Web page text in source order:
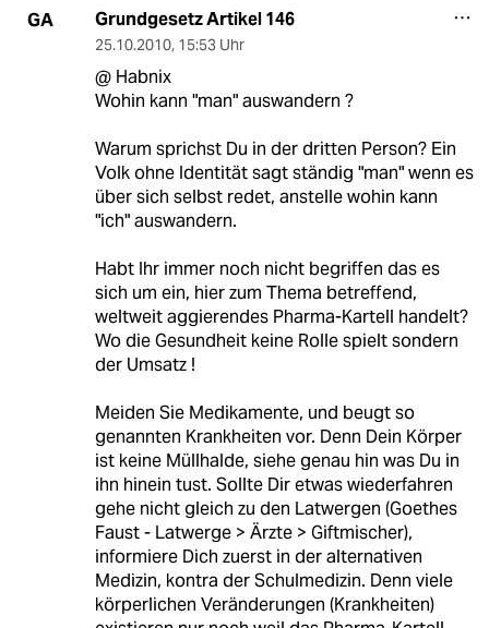
GA Grundgesetz Artikel 146
25.10.2010, 15:53 Uhr
@ Habnix
Wohin kann "man" auswandern ?
Warum sprichst Du in der dritten Person? Ein
Volk ohne Identität sagt ständig "man" wenn es
über sich selbst redet, anstelle wohin kann
"ich" auswandern.
Habt Ihr immer noch nicht begriffen das es
sich um ein, hier zum Thema betreffend,
weltweit aggierendes Pharma-Kartell handelt?
Wo die Gesundheit keine Rolle spielt sondern
der Umsatz !
Meiden Sie Medikamente, und beugt so
genannten Krankheiten vor. Denn Dein Körper
ist keine Müllhalde, siehe genau hin was Du in
ihn hinein tust. Sollte Dir etwas wiederfahren
gehe nicht gleich zu den Latwergen (Goethes
Faust - Latwerge > Ärzte > Giftmischer),
informiere Dich zuerst in der alternativen
Medizin, kontra der Schulmedizin. Denn viele
körperlichen Veränderungen (Krankheiten)